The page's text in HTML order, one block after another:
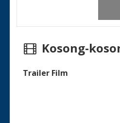
Kosong-
Trailer Film